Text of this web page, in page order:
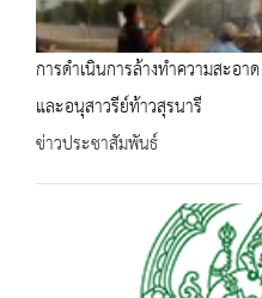
การดำเนินการล้างทำความสะอ
และอนุสาวรีย์ท้าวสุรนารี
ข่าวประชาสัมพันธ์